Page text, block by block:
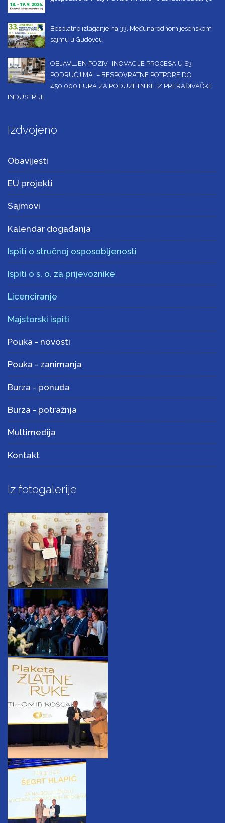
Besplatno izlaganje na 33. Međunarodnom jesenskom
sajmu u Gudovcu
OBJAVLJEN POZIV „INOVACIJE PROCESA U S3
PODRUČJIMA“ – BESPOVRATNE POTPORE DO
450.000 EURA ZA PODUZETNIKE IZ PRERAĐIVAČKE
INDUSTRIJE
Izdvojeno
Obavijesti
EU projekti
Sajmovi
Kalendar događanja
Ispiti o stručnoj osposobljenosti
Ispiti o s. o. za prijevoznike
Licenciranje
Majstorski ispiti
Pouka - novosti
Pouka - zanimanja
Burza - ponuda
Burza - potražnja
Multimedija
Kontakt
Iz fotogalerije